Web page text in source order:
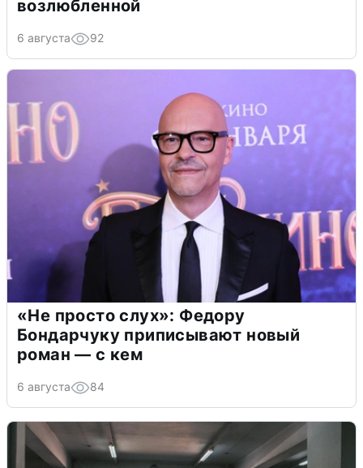
возлюбленной
6 августа 92
«Не просто слух»: Федору
Бондарчуку приписывают новый
роман — с кем
6 августа 84